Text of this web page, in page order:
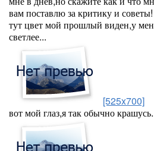
вам поставлю за критику и советы!
тут цвет мой прошлый виден,у
светлее...
[525x700]
вот мой глаз,я так обычно